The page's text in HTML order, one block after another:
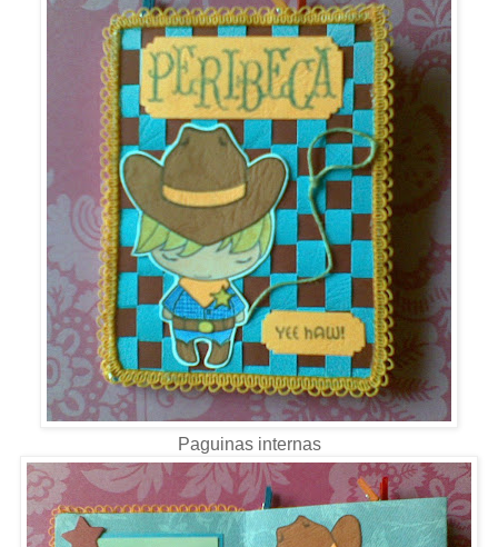
Paguinas internas